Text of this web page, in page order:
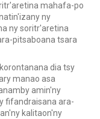
mahafa-po
ny
ny soritr'aretina
pitsaboana tsara
dia tsy
manao asa
amin'ny
fifandraisana ara-
kalitaon'ny